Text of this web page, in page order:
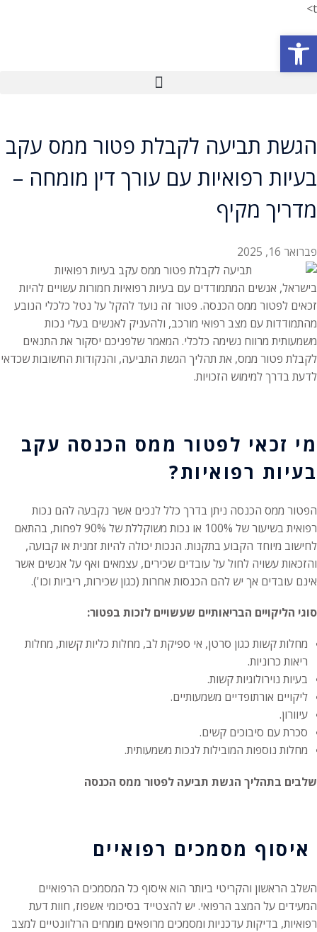
t>
הגשת תביעה לקבלת פטור ממס עקב
בעיות רפואיות עם עורך דין מומחה –
מדריך מקיף
פברואר 16, 2025
בישראל, אנשים המתמודדים עם בעיות רפואיות חמורות עשויים להיות
זכאים לפטור ממס הכנסה. פטור זה נועד להקל על נטל כלכלי הנובע
מהתמודדות עם מצב רפואי מורכב, ולהעניק לאנשים בעלי נכות
משמעותית מרווח נשימה כלכלי. המאמר שלפניכם יסקור את התנאים
לקבלת פטור ממס, את תהליך הגשת התביעה, והנקודות החשובות שכדאי
לדעת בדרך למימוש הזכויות.
מי זכאי לפטור ממס הכנסה עקב
בעיות רפואיות?
הפטור ממס הכנסה ניתן בדרך כלל לנכים אשר נקבעה להם נכות
רפואית בשיעור של 100% או נכות משוקללת של 90% לפחות, בהתאם
לחישוב מיוחד הקבוע בתקנות. הנכות יכולה להיות זמנית או קבועה,
והזכאות עשויה לחול על עובדים שכירים, עצמאים ואף על אנשים אשר
אינם עובדים אך יש להם הכנסות אחרות (כגון שכירות, ריביות וכו').
סוגי הליקויים הבריאותיים שעשויים לזכות בפטור:
מחלות קשות כגון סרטן, אי ספיקת לב, מחלות כליות קשות, מחלות
ריאות כרוניות.
בעיות נוירולוגיות קשות.
ליקויים אורתופדיים משמעותיים.
עיוורון.
סכרת עם סיבוכים קשים.
מחלות נוספות המובילות לנכות משמעותית.
שלבים בתהליך הגשת תביעה לפטור ממס הכנסה
איסוף מסמכים רפואיים
השלב הראשון והקריטי ביותר הוא איסוף כל המסמכים הרפואיים
המעידים על המצב הרפואי. יש להצטייד בסיכומי אשפוז, חוות דעת
רפואיות, בדיקות עדכניות ומסמכים מרופאים מומחים הרלוונטיים למצב
פתח סרגל נגישות